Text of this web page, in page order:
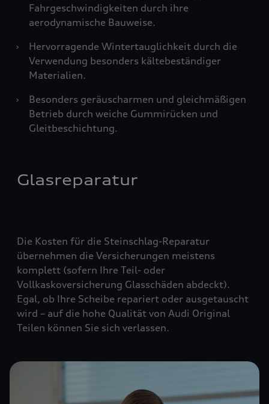
Fahrgeschwindigkeiten durch ihre
aerodynamische Bauweise.
›
Hervorragende Wintertauglichkeit durch die
Verwendung besonders kältebeständiger
Materialien.
›
Besonders geräuscharmen und gleichmäßigen
Betrieb durch weiche Gummirücken und
Gleitbeschichtung.
Glasreparatur
Die Kosten für die Steinschlag-Reparatur
übernehmen die Versicherungen meistens
komplett (sofern Ihre Teil- oder
Vollkaskoversicherung Glasschäden abdeckt).
Egal, ob Ihre Scheibe repariert oder ausgetauscht
wird – auf die hohe Qualität von Audi Original
Teilen können Sie sich verlassen.